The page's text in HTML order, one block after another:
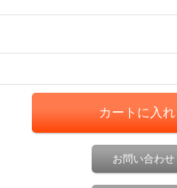
お問い合わせ